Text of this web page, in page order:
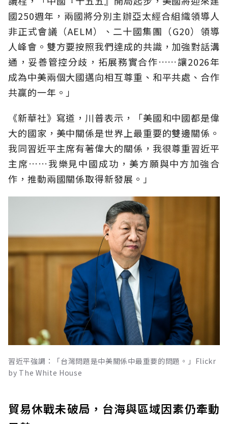
國250週年，兩國將分別主辦亞太經合組織領導人
非正式會議（AELM）、二十國集團（G20）領導
人峰會。雙方要按照我們達成的共識，加強對話溝
通，妥善管控分歧，拓展務實合作……讓2026年
成為中美兩個大國邁向相互尊重、和平共處、合作
共贏的一年。」
《新華社》寫道，川普表示，「美國和中國都是偉
大的國家，美中關係是世界上最重要的雙邊關係。
我同習近平主席有著偉大的關係，我很尊重習近平
主席……我樂見中國成功，美方願與中方加強合
作，推動兩國關係取得新發展。」
習近平強調：「台灣問題是中美關係中最重要的問題。」Flickr
by The White House
貿易休戰未破局，台海與區域因素仍牽動